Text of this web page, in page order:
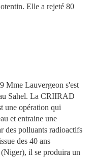
Elle a rejeté 80
Mme Lauvergeon s'est
Sahel. La CRIIRAD
une opération qui
et entraine une
des polluants radioactifs
des 40 ans
il se produira un